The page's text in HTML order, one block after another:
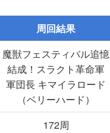
周回結果
魔獣フェスティバル追憶
結成！スラクト革命軍
軍団長 キマイラロード
（ベリーハード）
172周